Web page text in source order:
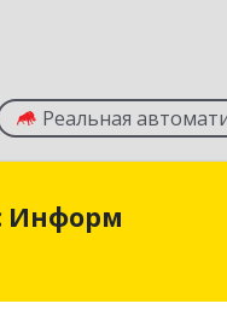
Реальная
Информ
Альянс
Саратовская обл,